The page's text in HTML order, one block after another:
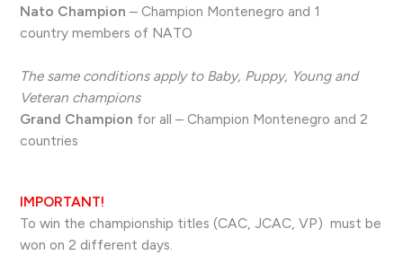
Nato Champion – Champion Montenegro and 1
country members of NATO
The same conditions apply to Baby, Puppy, Young and
Veteran champions
Grand Champion for all – Champion Montenegro and 2
countries
IMPORTANT!
To win the championship titles (CAC, JCAC, VP) must be
won on 2 different days.